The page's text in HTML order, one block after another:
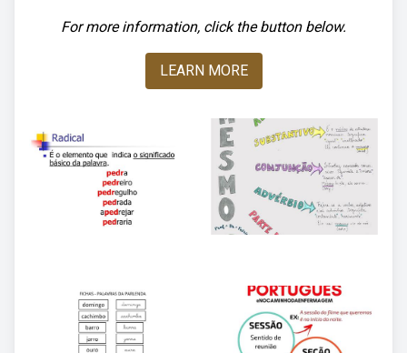
For more information, click the button below.
LEARN MORE